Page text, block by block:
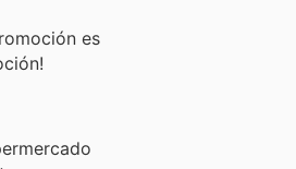
es